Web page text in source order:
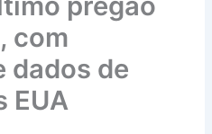
com
dados de
EUA